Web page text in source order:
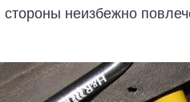
неизбежно